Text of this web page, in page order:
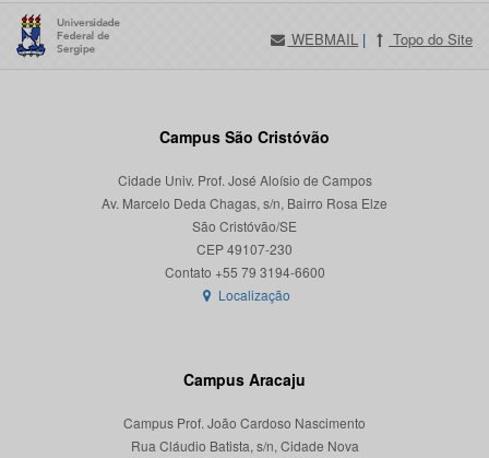
WEBMAIL | Topo do Site
Campus São Cristóvão
Cidade Univ. Prof. José Aloísio de Campos
Av. Marcelo Deda Chagas, s/n, Bairro Rosa Elze
São Cristóvão/SE
CEP 49107-230
Localização
Campus Aracaju
Campus Prof. João Cardoso Nascimento
Rua Cláudio Batista, s/n, Cidade Nova